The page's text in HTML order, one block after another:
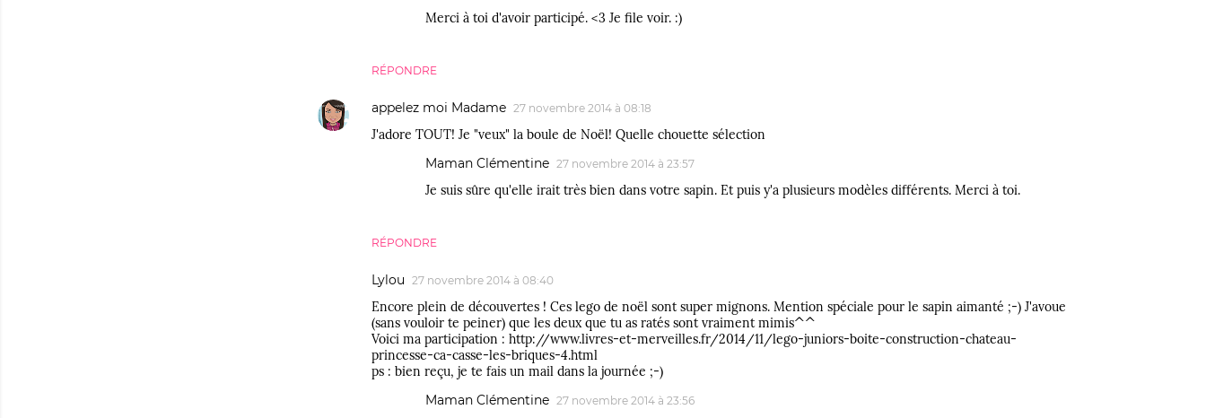
RÉPONDRE
Merci à toi d'avoir participé. <3 Je file voir. :)
appelez moi Madame 27 novembre 2014 à 08:18
J'adore TOUT! Je "veux" la boule de Noël! Quelle chouette sélection
RÉPONDRE
Maman Clémentine 27 novembre 2014 à 23:57
Je suis sûre qu'elle irait très bien dans votre sapin. Et puis y'a plusieurs modèles différents. Merci à toi.
Lylou 27 novembre 2014 à 08:40
Encore plein de découvertes ! Ces lego de noël sont super mignons. Mention spéciale pour le sapin aimanté ;-) J'avoue
(sans vouloir te peiner) que les deux que tu as ratés sont vraiment mimis^^
Voici ma participation : http://www.livres-et-merveilles.fr/2014/11/lego-juniors-boite-construction-chateau-
princesse-ca-casse-les-briques-4.html
ps : bien reçu, je te fais un mail dans la journée ;-)
Maman Clémentine 27 novembre 2014 à 23:56